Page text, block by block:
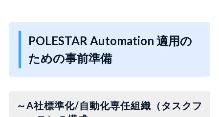
POLESTAR Automation 適用の
ための事前準備
～A社標準化/自動化専任組織（タスクフ